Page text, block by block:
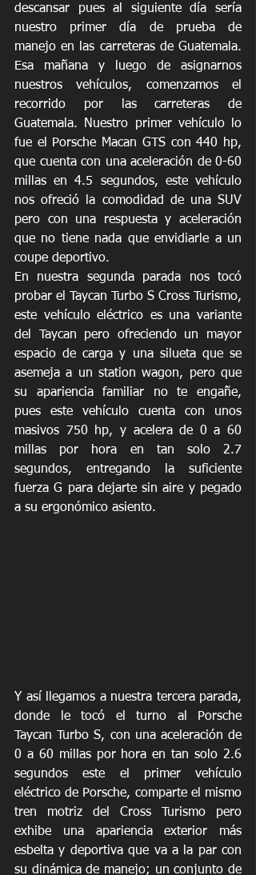
descansar pues al siguiente día sería
nuestro primer día de prueba de
manejo en las carreteras de Guatemala.
Esa mañana y luego de asignarnos
nuestros vehículos, comenzamos el
recorrido por las carreteras de
Guatemala. Nuestro primer vehículo lo
fue el Porsche Macan GTS con 440 hp,
que cuenta con una aceleración de 0-60
millas en 4.5 segundos, este vehículo
nos ofreció la comodidad de una SUV
pero con una respuesta y aceleración
que no tiene nada que envidiarle a un
coupe deportivo.
En nuestra segunda parada nos tocó
probar el Taycan Turbo S Cross Turismo,
este vehículo eléctrico es una variante
del Taycan pero ofreciendo un mayor
espacio de carga y una silueta que se
asemeja a un station wagon, pero que
su apariencia familiar no te engañe,
pues este vehículo cuenta con unos
masivos 750 hp, y acelera de 0 a 60
millas por hora en tan solo 2.7
segundos, entregando la suficiente
fuerza G para dejarte sin aire y pegado
a su ergonómico asiento.
Y así llegamos a nuestra tercera parada,
donde le tocó el turno al Porsche
Taycan Turbo S, con una aceleración de
0 a 60 millas por hora en tan solo 2.6
segundos este el primer vehículo
eléctrico de Porsche, comparte el mismo
tren motriz del Cross Turismo pero
exhibe una apariencia exterior más
esbelta y deportiva que va a la par con
su dinámica de manejo; un conjunto de